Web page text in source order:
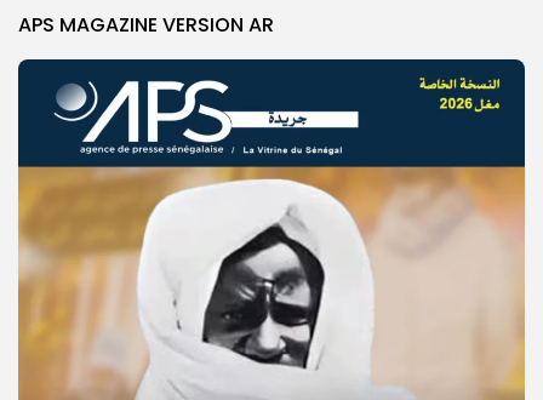
APS MAGAZINE VERSION AR